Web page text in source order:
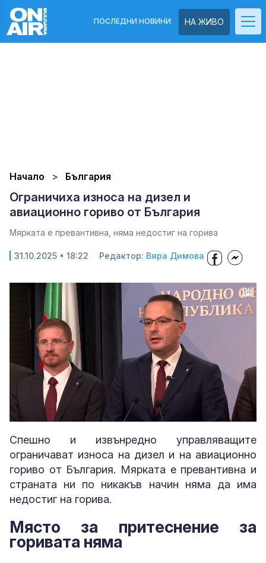
НА ЖИВО
ПОСЛЕДНИ НОВИНИ
Начало България
Ограничиха износа на дизел и
авиационно гориво от България
Мярката е превантивна, няма недостиг на горива
31.10.2025 • 18:22 Редактор: Вяра Димова
Unmute
Спешно и извънредно управляващите
ограничават износа на дизел и на авиационно
гориво от България. Мярката е превантивна и
страната ни по никакъв начин няма да има
недостиг на горива.
Място за притеснение за
горивата няма